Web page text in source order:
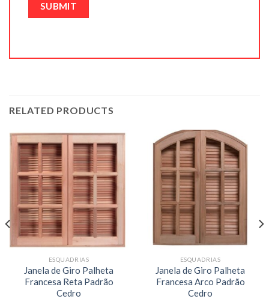
RELATED PRODUCTS
ESQUADRIAS
Janela de Giro Palheta
Francesa Reta Padrão
Cedro
ESQUADRIAS
Janela de Giro Palheta
Francesa Arco Padrão
Cedro